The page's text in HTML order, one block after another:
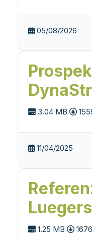
05/08/2026
3.04 MB
11/04/2025
1.25 MB